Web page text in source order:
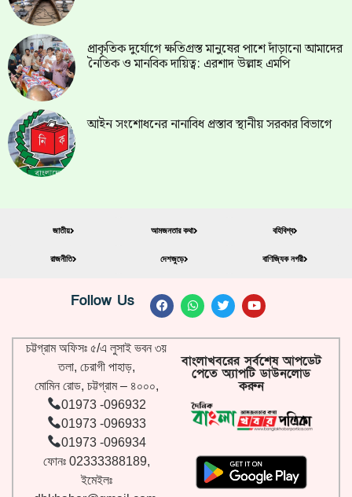
প্রাকৃতিক দুর্যোগে ক্ষতিগ্রস্ত মানুষের পাশে দাঁড়ানো আমাদের
নৈতিক ও মানবিক দায়িত্ব: এরশাদ উল্লাহ এমপি
আইন সংশোধনের নানাবিধ প্রস্তাব স্থানীয় সরকার বিভাগে
জাতীয়
রাজনীতি
আমজনতার কথা
দেশজুড়ে
বহিবিশ্ব
বাণিজ্যিক নগরী
Follow Us
চট্টগ্রাম অফিসঃ ৫/এ লুসাই ভবন ৩য়
তলা, চেরাগী পাহাড়,
মোমিন রোড, চট্টগ্রাম – ৪০০০,
01973 -096932
01973 -096933
01973 -096934
ফোনঃ 02333388189,
ইমেইলঃ
বাংলাখবরের সর্বশেষ আপডেট
পেতে অ্যাপটি ডাউনলোড
করুন